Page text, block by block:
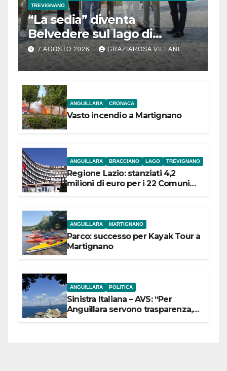
TREVIGNANO
“La sedia” diventa
Belvedere sul lago di
Bracciano: ieri
l’inaugurazione
7 AGOSTO 2026 GRAZIAROSA VILLANI
ANGUILLARA CRONACA
Vasto incendio a Martignano
ANGUILLARA BRACCIANO LAGO TREVIGNANO
Regione Lazio: stanziati 4,2
milioni di euro per i 22 Comuni
ANGUILLARA MARTIGNANO
Parco: successo per Kayak Tour a
Martignano
ANGUILLARA POLITICA
Sinistra Italiana – AVS: “Per
Anguillara servono trasparenza,